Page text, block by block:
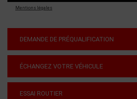
Mentions légales
DEMANDE DE PRÉQUALIFICATION
ÉCHANGEZ VOTRE VÉHICULE
ESSAI ROUTIER